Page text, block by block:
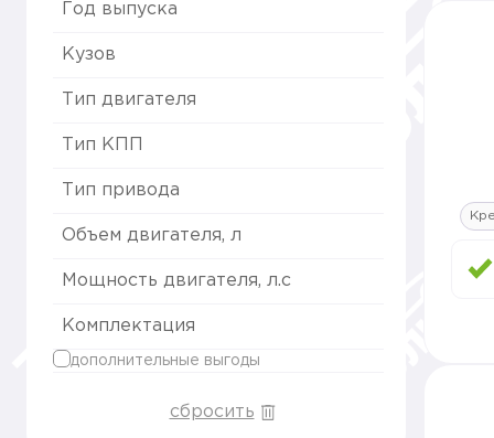
Год выпуска
Кузов
Тип двигателя
Тип КПП
Тип привода
Объем двигателя, л
Мощность двигателя, л.с
Комплектация
дополнительные выгоды
сбросить